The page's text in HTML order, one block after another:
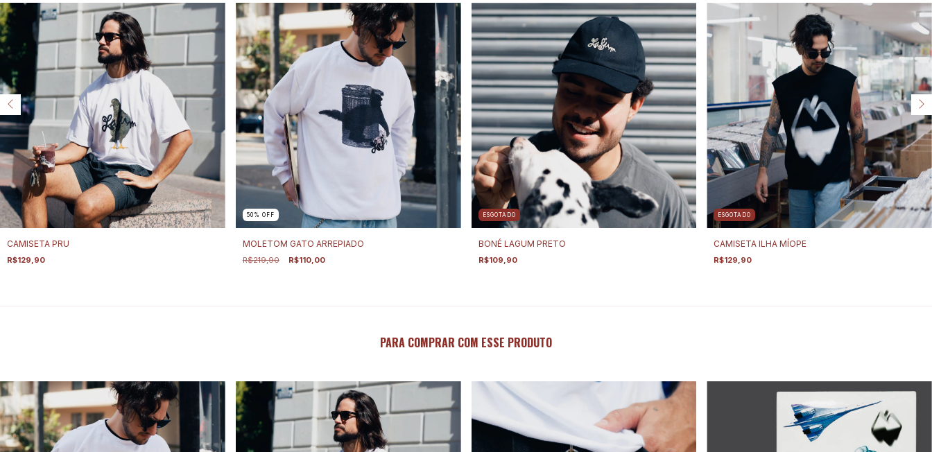
CAMISETA PRU
R$129,90
50 % OFF
MOLETOM GATO ARREPIADO
R$219,90 R$110,00
ESGOTADO
BONÉ LAGUM PRETO
R$109,90
ESGOTADO
CAMISETA ILHA MÍOPE
R$129,90
PARA COMPRAR COM ESSE PRODUTO